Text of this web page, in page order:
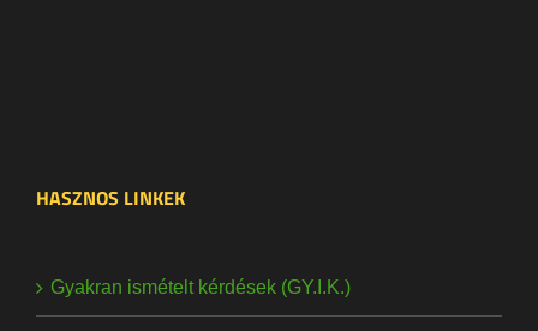
HASZNOS LINKEK
Gyakran ismételt kérdések (GY.I.K.)